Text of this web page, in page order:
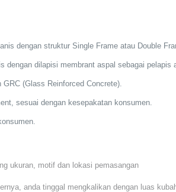
dengan struktur Single Frame atau Double
dengan dilapisi membrant aspal sebagai pelapis
(Glass Reinforced Concrete).
sesuai dengan kesepakatan konsumen.
ukuran, motif dan lokasi pemasangan
anda tinggal mengkalikan dengan luas